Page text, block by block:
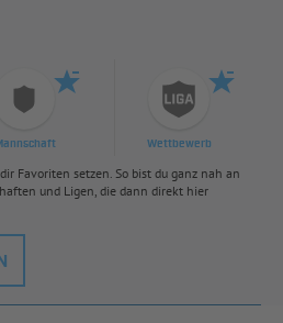
Wettbewerb
Favoriten setzen. So bist du ganz nah an
und Ligen, die dann direkt hier